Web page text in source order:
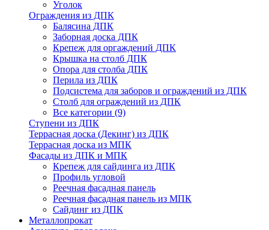
Уголок
Ограждения из ДПК
Балясина ДПК
Заборная доска ДПК
Крепеж для оргаждений ДПК
Крышка на столб ДПК
Опора для столба ДПК
Перила из ДПК
Подсистема для заборов и ограждений из ДПК
Столб для ограждений из ДПК
Все категории (9)
Ступени из ДПК
Террасная доска (Декинг) из ДПК
Террасная доска из МПК
Фасады из ДПК и МПК
Крепеж для сайдинга из ДПК
Профиль угловой
Реечная фасадная панель
Реечная фасадная панель из МПК
Сайдинг из ДПК
Металлопрокат